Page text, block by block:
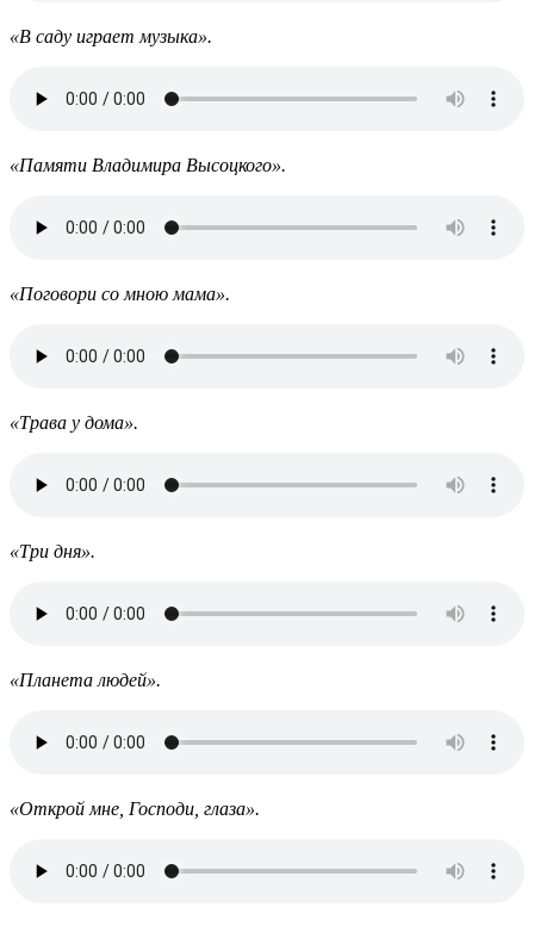
«В саду играет музыка».
«Памяти Владимира Высоцкого».
«Поговори со мною мама».
«Трава у дома».
«Три дня».
«Планета людей».
«Открой мне, Господи, глаза».